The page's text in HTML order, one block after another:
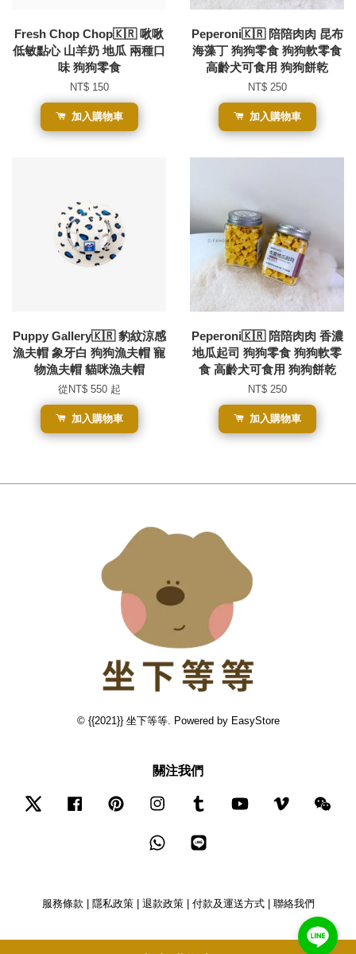
Fresh Chop Chop🇰🇷 啾啾
低敏點心 山羊奶 地瓜 兩種口
味 狗狗零食
NT$ 150
加入購物車
Peperoni🇰🇷 陪陪肉肉 昆布
海藻丁 狗狗零食 狗狗軟零食
高齡犬可食用 狗狗餅乾
NT$ 250
加入購物車
Puppy Gallery🇰🇷 豹紋涼感
漁夫帽 象牙白 狗狗漁夫帽 寵
物漁夫帽 貓咪漁夫帽
從 NT$ 550 起
加入購物車
Peperoni🇰🇷 陪陪肉肉 香濃
地瓜起司 狗狗零食 狗狗軟零
食 高齡犬可食用 狗狗餅乾
NT$ 250
加入購物車
© {{2021}} 坐下等等. Powered by EasyStore
關注我們
Twitter Facebook Pinterest Instagram Tumblr YouTube Vimeo
Whatsapp
服務條款 隱私政策| 退款政策| 付款及運送方式| 聯絡我們